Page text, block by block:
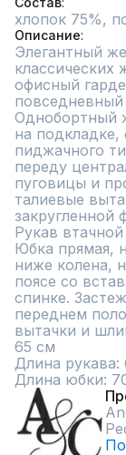
хлопок 75%,
Описание
Элегантный
классических
офисный
повседневный
Однобортный
на
пиджачного
переду
пуговицы и
талиевые
Рукав
Юбка прямая,
ниже колена,
поясе со
спинке.
переднем
вытачки и
65 см
Длина рукава:
Длина юбки: